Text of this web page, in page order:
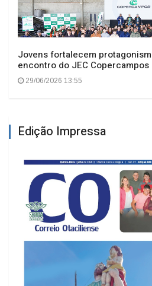
Jovens fortalecem
encontro do JEC Copercampos
29/06/2026 13:55
Edição Impressa